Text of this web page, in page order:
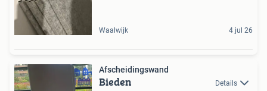
Waalwijk 4 jul 26
Afscheidingswand
Bieden Details